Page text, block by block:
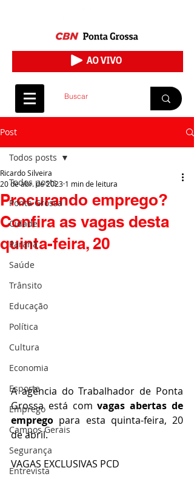
Post
Todos posts
Ponta Grossa
Cidade
Paraná
Saúde
Trânsito
Educação
Política
Cultura
Economia
Esporte
Emprego
Campos Gerais
Segurança
Entrevista
Todos posts
Procurando emprego?
Confira as vagas desta
quinta-feira, 20
Ricardo Silveira
20 de abr. de 2023 1 min de leitura
A agência do Trabalhador de Ponta
Grossa está com vagas abertas de
emprego para esta quinta-feira, 20
de abril.
VAGAS EXCLUSIVAS PCD